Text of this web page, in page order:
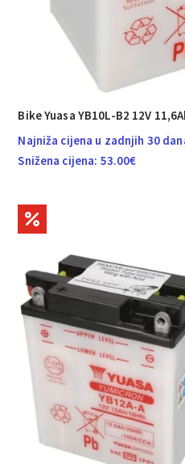
Bike Yuasa YB10L-B2 12V
Najniža cijena u zadnjih 30
Snižena cijena: 53.00€